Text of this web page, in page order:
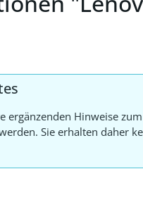
ergänzenden Hinweise
Sie erhalten daher